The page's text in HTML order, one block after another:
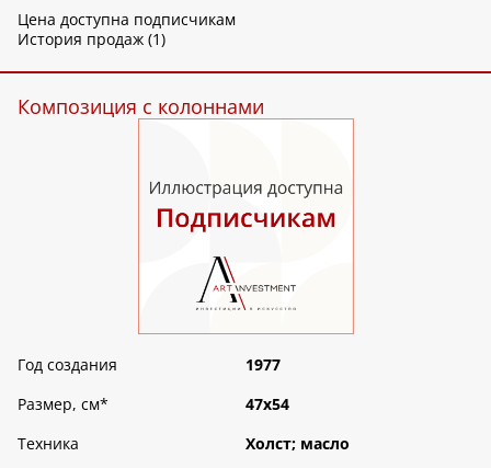
Цена доступна подписчикам
История продаж (1)
Композиция с колоннами
Год создания
1977
Размер, см*
47х54
Техника
Холст; масло